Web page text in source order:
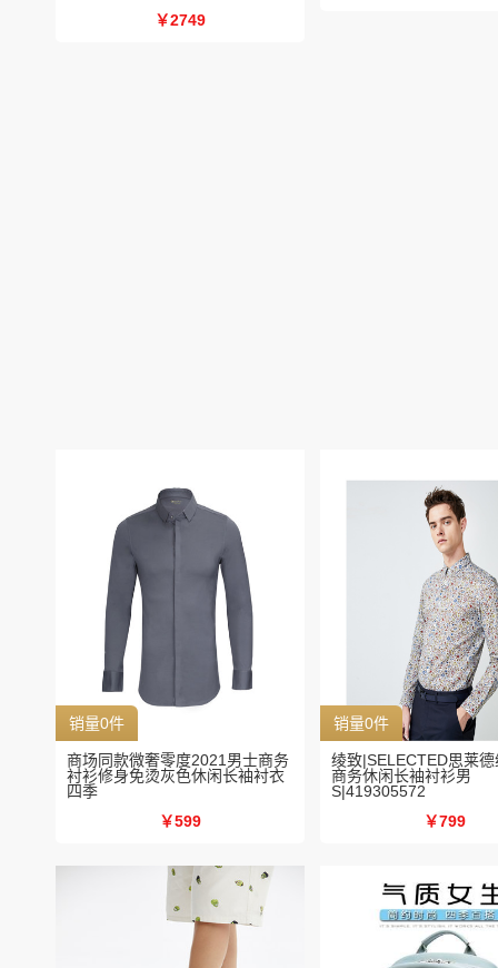
￥2749
销量0件
商场同款微奢零度2021男士商务
衬衫修身免烫灰色休闲长袖衬衣
四季
￥599
销量0件
绫致|SELECTED思莱
商务休闲长袖衬衫男
S|419305572
￥799